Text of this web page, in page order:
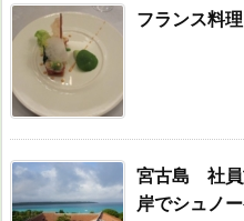
フランス料
宮古島 社
岸でシュノ